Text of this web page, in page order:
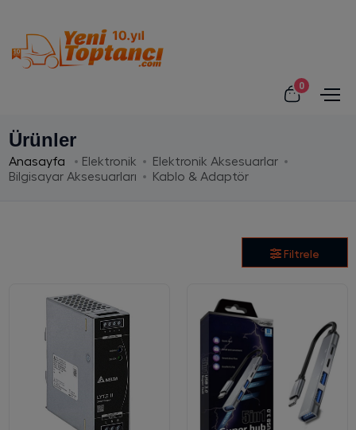
0
Ürünler
Anasayfa Elektronik
Elektronik Aksesuarlar
Bilgisayar Aksesuarları
Kablo & Adaptör
Filtrele